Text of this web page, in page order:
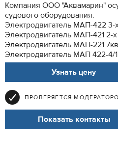
Компания ООО "Аквамарин"
судового оборудования:
Электродвигатель МАП-422 3-
Электродвигатель МАП-421 2-
Электродвигатель МАП-221
Электродвигатель МАП 422-4/
Узнать цену
ПРОВЕРЯЕТСЯ
Показать контакты